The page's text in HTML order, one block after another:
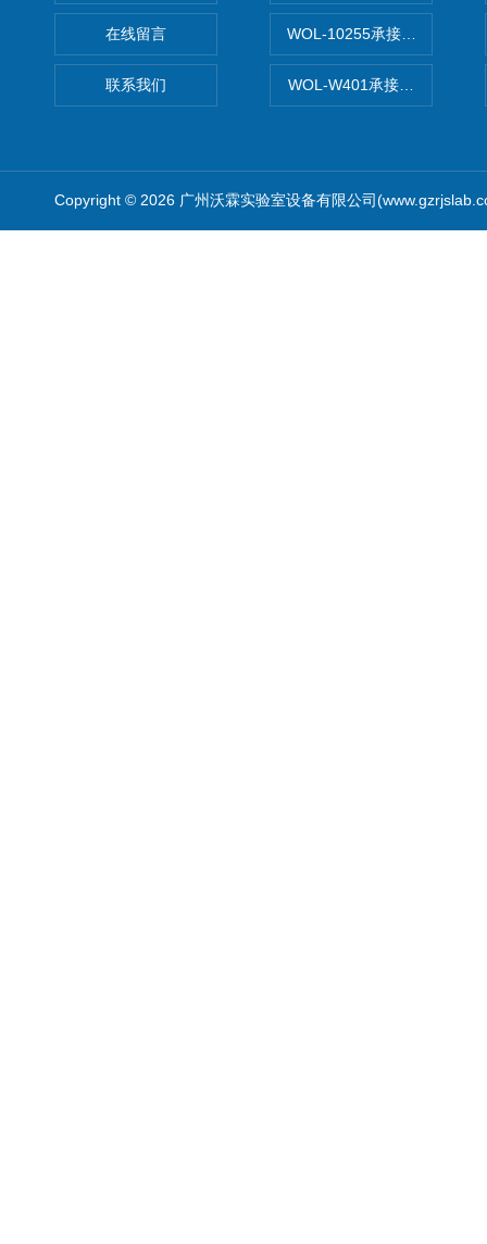
在线留言
联系我们
WOL-10255承接清远电子
WOL-W401承接食品QS认
Copyright © 2026 广州沃霖实验室设备有限公司